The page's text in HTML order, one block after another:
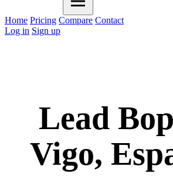
Home Pricing Compare Contact
Log in Sign up
Lead
Vigo,